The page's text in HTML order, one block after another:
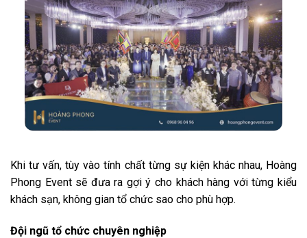
Khi tư vấn, tùy vào tính chất từng sự kiện khác nhau, Hoàng
Phong Event sẽ đưa ra gợi ý cho khách hàng với từng kiểu
khách sạn, không gian tổ chức sao cho phù hợp.
Đội ngũ tổ chức chuyên nghiệp